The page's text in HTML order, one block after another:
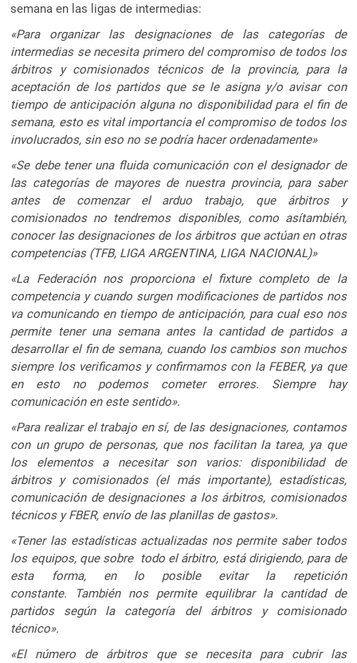
semana en las ligas de intermedias:
«Para organizar las designaciones de las categorías de
intermedias se necesita primero del compromiso de todos los
árbitros y comisionados técnicos de la provincia, para la
aceptación de los partidos que se le asigna y/o avisar con
tiempo de anticipación alguna no disponibilidad para el fin de
semana, esto es vital importancia el compromiso de todos los
involucrados, sin eso no se podría hacer ordenadamente»
«Se debe tener una fluida comunicación con el designador de
las categorías de mayores de nuestra provincia, para saber
antes de comenzar el arduo trabajo, que árbitros y
comisionados no tendremos disponibles, como asítambién,
conocer las designaciones de los árbitros que actúan en otras
competencias (TFB, LIGA ARGENTINA, LIGA NACIONAL)»
«La Federación nos proporciona el fixture completo de la
competencia y cuando surgen modificaciones de partidos nos
va comunicando en tiempo de anticipación, para cual eso nos
permite tener una semana antes la cantidad de partidos a
desarrollar el fin de semana, cuando los cambios son muchos
siempre los verificamos y confirmamos con la FEBER, ya que
en esto no podemos cometer errores. Siempre hay
comunicación en este sentido».
«Para realizar el trabajo en sí, de las designaciones, contamos
con un grupo de personas, que nos facilitan la tarea, ya que
los elementos a necesitar son varios: disponibilidad de
árbitros y comisionados (el más importante), estadísticas,
comunicación de designaciones a los árbitros, comisionados
técnicos y FBER, envío de las planillas de gastos».
«Tener las estadísticas actualizadas nos permite saber todos
los equipos, que sobre todo el árbitro, está dirigiendo, para de
esta forma, en lo posible evitar la repetición
constante.
También nos permite equilibrar la cantidad de
partidos según la categoría del árbitros y comisionado
técnico».
«El número de árbitros que se necesita para cubrir las